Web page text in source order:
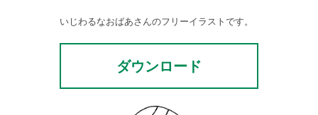
いじわるなおばあさんのフリーイラストです。
ダウンロード